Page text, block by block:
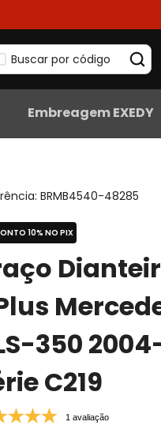
Buscar por código
Embreagem EXEDY
:BRMB4540-48285
10% NO PIX
350
C219
1 avaliação